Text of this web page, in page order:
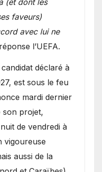
faveurs)
avec lui ne
l’UEFA.
déclaré à
est sous le feu
mardi dernier
son projet,
de vendredi à
vigoureuse
aussi de la